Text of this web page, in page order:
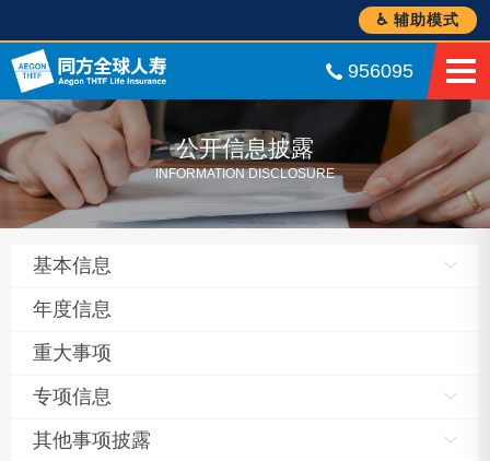
♿ 辅助模式
956095
公开信息披露
INFORMATION DISCLOSURE
基本信息
年度信息
重大事项
专项信息
其他事项披露